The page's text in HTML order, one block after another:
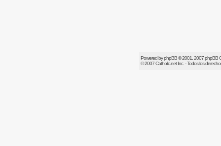
Powered byphpBB© 2001, 2007 phpBB
© 2007Catholic.netInc. - Todos los